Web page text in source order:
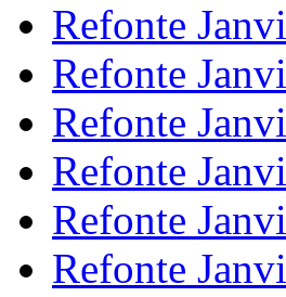
Refonte
Refonte
Refonte
Refonte
Refonte
Refonte